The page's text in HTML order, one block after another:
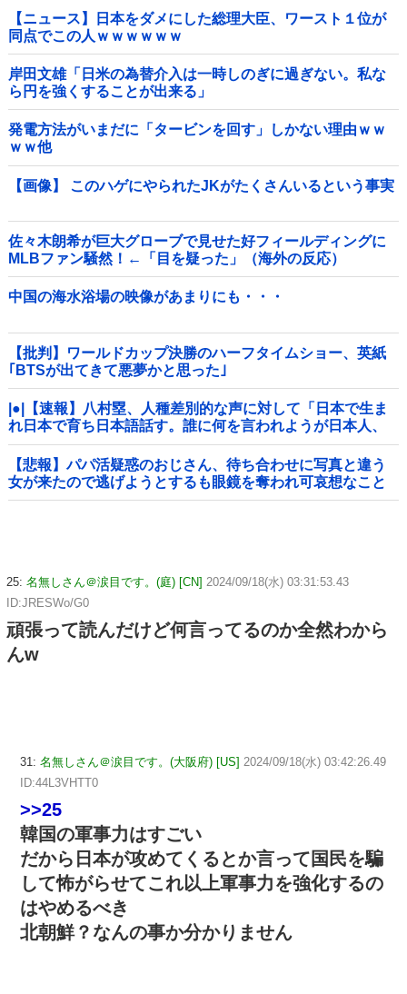
【ニュース】日本をダメにした総理大臣、ワースト１位が
同点でこの人ｗｗｗｗｗｗ
岸田文雄「日米の為替介入は一時しのぎに過ぎない。私な
ら円を強くすることが出来る」
発電方法がいまだに「タービンを回す」しかない理由ｗｗ
ｗｗ他
【画像】 このハゲにやられたJKがたくさんいるという事実
佐々木朗希が巨大グローブで見せた好フィールディングに
MLBファン騒然！←「目を疑った」（海外の反応）
中国の海水浴場の映像があまりにも・・・
【批判】ワールドカップ決勝のハーフタイムショー、英紙
｢BTSが出てきて悪夢かと思った｣
|●|【速報】八村塁、人種差別的な声に対して「日本で生ま
れ日本で育ち日本語話す。誰に何を言われようが日本人、
日本人であるプライドがある」
【悲報】パパ活疑惑のおじさん、待ち合わせに写真と違う
女が来たので逃げようとするも眼鏡を奪われ可哀想なこと
になっているところを激写されてしまう…
25: 名無しさん＠涙目です。(庭) [CN] 2024/09/18(水) 03:31:53.43
ID:JRESWo/G0
頑張って読んだけど何言ってるのか全然わから
んw
31: 名無しさん＠涙目です。(大阪府) [US] 2024/09/18(水) 03:42:26.49
ID:44L3VHTT0
>>25
韓国の軍事力はすごい
だから日本が攻めてくるとか言って国民を騙
して怖がらせてこれ以上軍事力を強化するの
はやめるべき
北朝鮮？なんの事か分かりません